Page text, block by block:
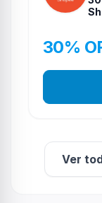
30%
Ver